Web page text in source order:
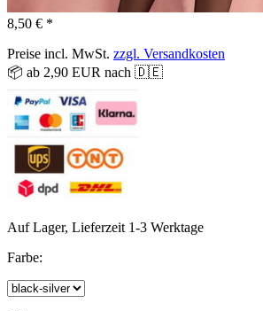
8,50 € *
Preise incl. MwSt. zzgl. Versandkosten
📦 ab 2,90 EUR nach 🇩🇪
Auf Lager, Lieferzeit 1-3 Werktage
Farbe: